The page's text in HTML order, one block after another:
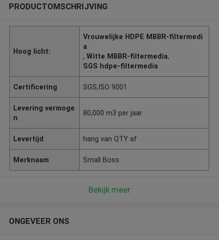
PRODUCTOMSCHRIJVING
Hoog licht:
Vrouwelijke HDPE MBBR-filtermedi
a
,Witte MBBR-filtermedia,
SGS hdpe-filtermedia
Certificering SGS,ISO 9001
Levering vermoge
n
80,000 m3 per jaar
Levertijd hang van QTY af
Merknaam Small Boss
Bekijk meer
ONGEVEER ONS